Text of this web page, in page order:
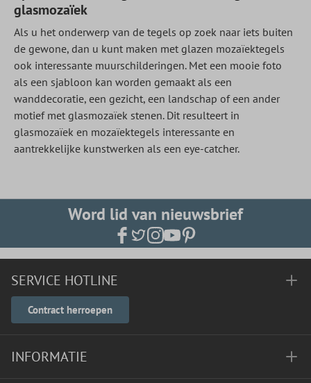
glasmozaïek
Als u het onderwerp van de tegels op zoek naar iets buiten
de gewone, dan u kunt maken met glazen mozaïektegels
ook interessante muurschilderingen. Met een mooie foto
als een sjabloon kan worden gemaakt als een
wanddecoratie, een gezicht, een landschap of een ander
motief met glasmozaïek stenen. Dit resulteert in
glasmozaïek en mozaïektegels interessante en
aantrekkelijke kunstwerken als een eye-catcher.
Word lid van nieuwsbrief
SERVICE HOTLINE
Contract herroepen
INFORMATIE